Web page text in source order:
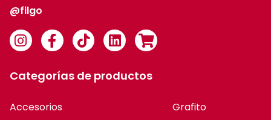
@filgo
Categorías de productos
Accesorios
Grafito